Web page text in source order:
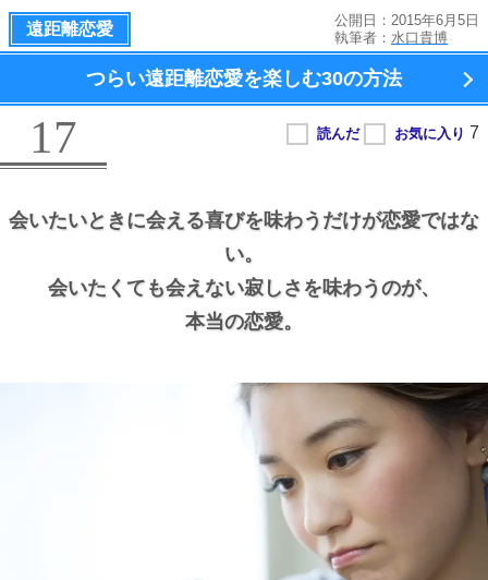
遠距離恋愛
公開日：2015年6月5日
執筆者： 水口貴博
つらい遠距離恋愛を楽しむ30の方法
17
会いたいときに会える喜びを味わうだけが恋愛ではな
い。
会いたくても会えない寂しさを味わうのが、
本当の恋愛。